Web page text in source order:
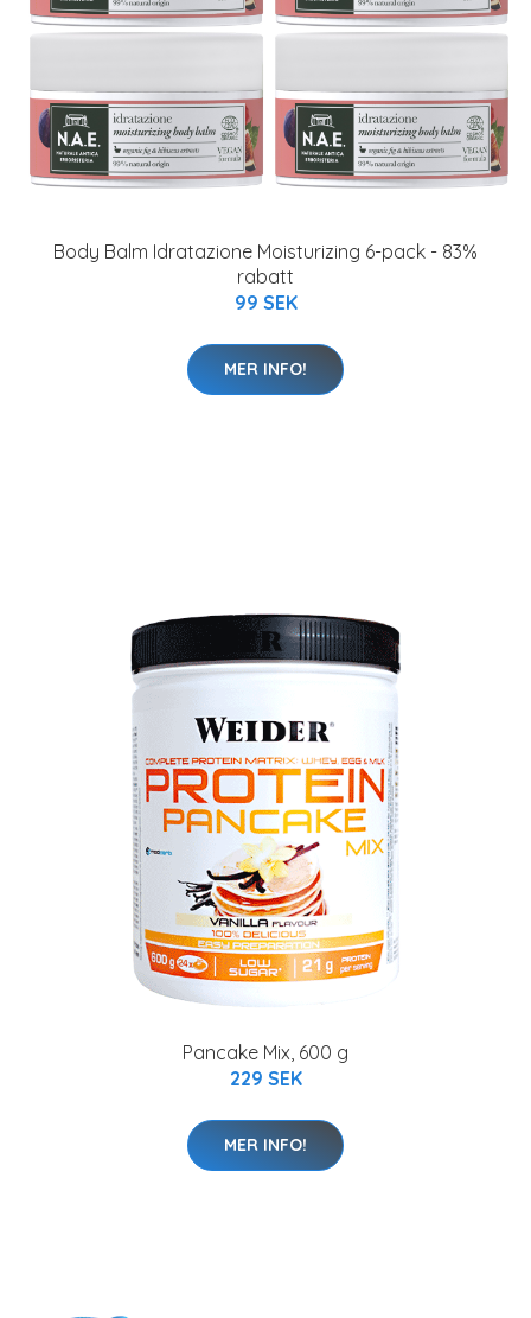
Body Balm Idratazione Moisturizing 6-pack - 83%
rabatt
99 SEK
MER INFO!
Pancake Mix, 600 g
229 SEK
MER INFO!